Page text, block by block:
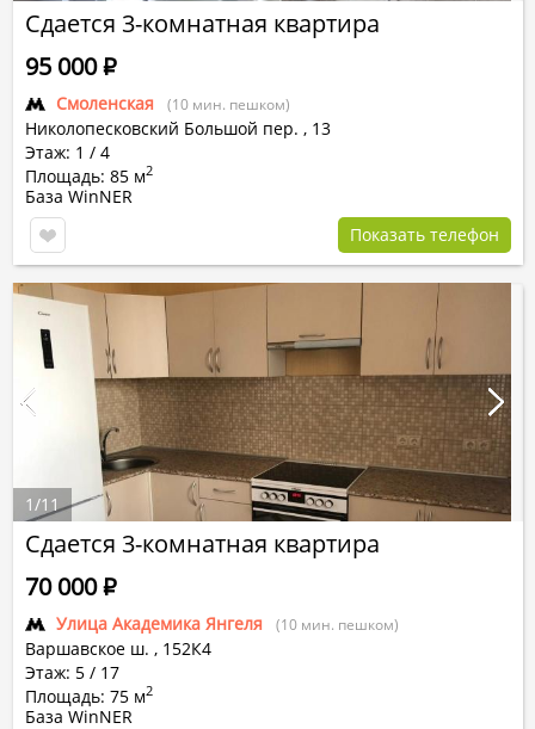
Сдается 3-комнатная квартира
Смоленская (10 мин. пешком)
Николопесковский Большой пер. , 13
Этаж: 1 / 4
Площадь: 85 м2
95 000Р
База WinNER
Показать телефон
Сдается 3-комнатная квартира
Улица Академика Янгеля (10 мин. пешком)
Варшавское ш. , 152К4
Этаж: 5 / 17
Площадь: 75 м2
70 000Р
База WinNER
1/11